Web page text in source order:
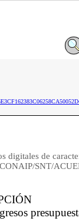
digitales de
SNT/